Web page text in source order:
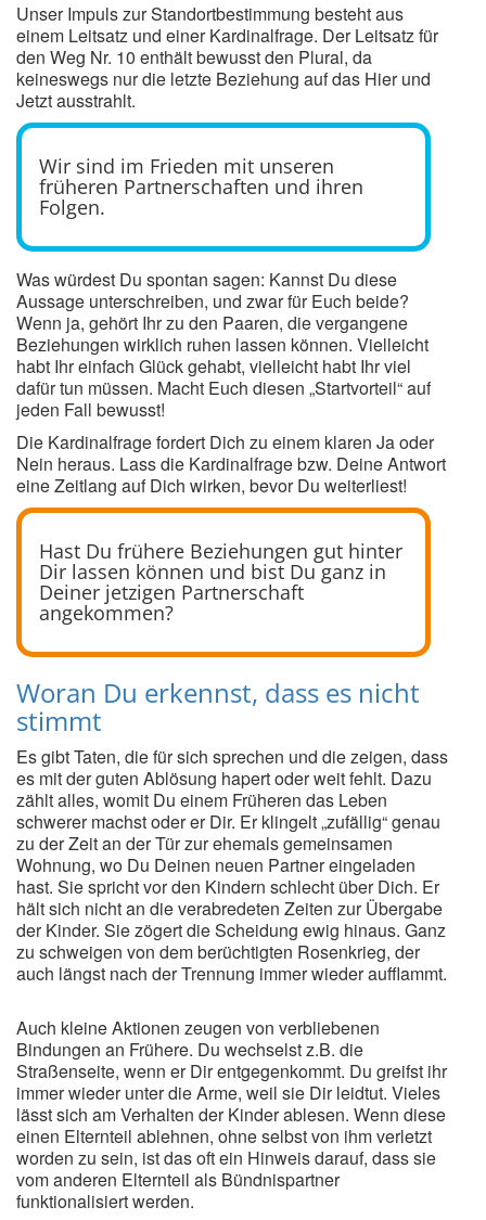
Unser Impuls zur Standortbestimmung besteht aus
einem Leitsatz und einer Kardinalfrage. Der Leitsatz für
den Weg Nr. 10 enthält bewusst den Plural, da
keineswegs nur die letzte Beziehung auf das Hier und
Jetzt ausstrahlt.
Wir sind im Frieden mit unseren
früheren Partnerschaften und ihren
Folgen.
Was würdest Du spontan sagen: Kannst Du diese
Aussage unterschreiben, und zwar für Euch beide?
Wenn ja, gehört Ihr zu den Paaren, die vergangene
Beziehungen wirklich ruhen lassen können. Vielleicht
habt Ihr einfach Glück gehabt, vielleicht habt Ihr viel
dafür tun müssen. Macht Euch diesen „Startvorteil“ auf
jeden Fall bewusst!
Die Kardinalfrage fordert Dich zu einem klaren Ja oder
Nein heraus. Lass die Kardinalfrage bzw. Deine Antwort
eine Zeitlang auf Dich wirken, bevor Du weiterliest!
Hast Du frühere Beziehungen gut hinter
Dir lassen können und bist Du ganz in
Deiner jetzigen Partnerschaft
angekommen?
Woran Du erkennst, dass es nicht
stimmt
Es gibt Taten, die für sich sprechen und die zeigen, dass
es mit der guten Ablösung hapert oder weit fehlt. Dazu
zählt alles, womit Du einem Früheren das Leben
schwerer machst oder er Dir. Er klingelt „zufällig“ genau
zu der Zeit an der Tür zur ehemals gemeinsamen
Wohnung, wo Du Deinen neuen Partner eingeladen
hast. Sie spricht vor den Kindern schlecht über Dich. Er
hält sich nicht an die verabredeten Zeiten zur Übergabe
der Kinder. Sie zögert die Scheidung ewig hinaus. Ganz
zu schweigen von dem berüchtigten Rosenkrieg, der
auch längst nach der Trennung immer wieder aufflammt.
Auch kleine Aktionen zeugen von verbliebenen
Bindungen an Frühere. Du wechselst z.B. die
Straßenseite, wenn er Dir entgegenkommt. Du greifst ihr
immer wieder unter die Arme, weil sie Dir leidtut. Vieles
lässt sich am Verhalten der Kinder ablesen. Wenn diese
einen Elternteil ablehnen, ohne selbst von ihm verletzt
worden zu sein, ist das oft ein Hinweis darauf, dass sie
vom anderen Elternteil als Bündnispartner
funktionalisiert werden.